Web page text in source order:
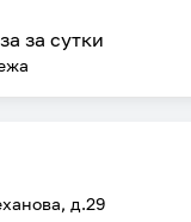
за сутки
д.29